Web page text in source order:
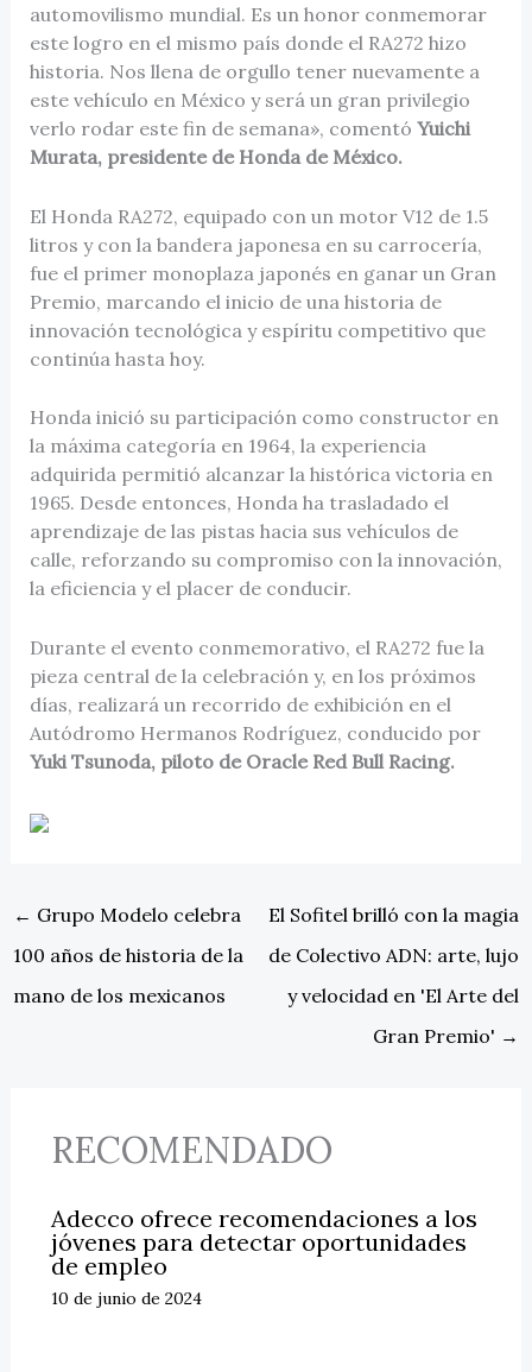
automovilismo mundial. Es un honor conmemorar
este logro en el mismo país donde el RA272 hizo
historia. Nos llena de orgullo tener nuevamente a
este vehículo en México y será un gran privilegio
verlo rodar este fin de semana», comentó Yuichi
Murata, presidente de Honda de México.
El Honda RA272, equipado con un motor V12 de 1.5
litros y con la bandera japonesa en su carrocería,
fue el primer monoplaza japonés en ganar un Gran
Premio, marcando el inicio de una historia de
innovación tecnológica y espíritu competitivo que
continúa hasta hoy.
Honda inició su participación como constructor en
la máxima categoría en 1964, la experiencia
adquirida permitió alcanzar la histórica victoria en
1965. Desde entonces, Honda ha trasladado el
aprendizaje de las pistas hacia sus vehículos de
calle, reforzando su compromiso con la innovación,
la eficiencia y el placer de conducir.
Durante el evento conmemorativo, el RA272 fue la
pieza central de la celebración y, en los próximos
días, realizará un recorrido de exhibición en el
Autódromo Hermanos Rodríguez, conducido por
Yuki Tsunoda, piloto de Oracle Red Bull Racing.
← Grupo Modelo celebra
100 años de historia de la
mano de los mexicanos
El Sofitel brilló con la magia
de Colectivo ADN: arte, lujo
y velocidad en 'El Arte del
Gran Premio' →
RECOMENDADO
Adecco ofrece recomendaciones a los
jóvenes para detectar oportunidades
de empleo
10 de junio de 2024